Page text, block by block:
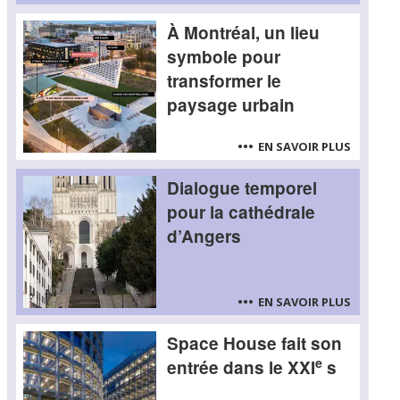
À Montréal, un lieu
symbole pour
transformer le
paysage urbain
EN SAVOIR PLUS
Dialogue temporel
pour la cathédrale
d’Angers
EN SAVOIR PLUS
Space House fait son
entrée dans le XXIes